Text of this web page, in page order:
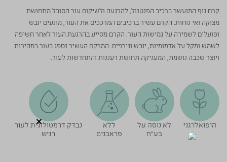
קרם גוף המועשר ברכיב הפנטנול, להרגעה ולשיקום עור הסובל מתחושת
מצוקה ואי נוחות. הקרם עשיר ברכיבים המרככים את העור, מונעים יובש
ופועלים לשמירה על גמישות העור. הקרם מסייע בהרגעת העור לאחר חשיפה
לשמש ומקל על אדמומיות, יובש וגירויים. המרקם העשיר נספג בעור במהירות
ויוצר שכבה נושמת, המעניקה תחושת רעננות והתחדשות לעור.
היפואלרגני
לא נוסה על
בע"ח
ללא
פראבנים
נבדק דרמטולוגית לעור
רגיש